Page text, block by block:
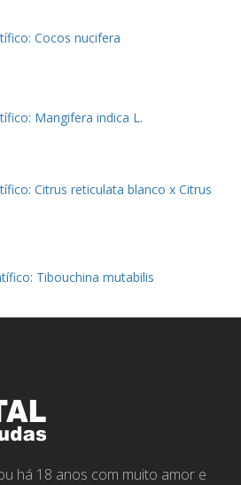
Cocos nucifera
Mangifera indica L.
Citrus reticulata blanco x Citrus
Tibouchina mutabilis
há 18 anos com muito amor e